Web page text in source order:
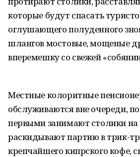
которые будут спасать
оглушающего полуденного
шлангов мостовые, мощеные
вперемешку со свежей
Местные колоритные
обслуживаются вне очереди,
первыми занимают столики на
раскидывают партию в трик-
крепчайшего кипрского кофе,